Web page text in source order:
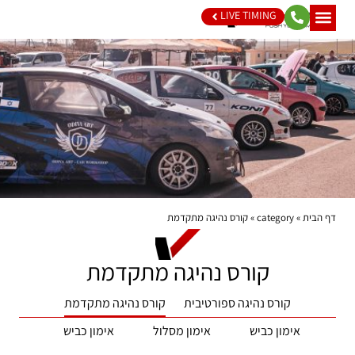
LIVE TIMING
דף הבית»
category
»קורס נהיגה מתקדמת
קורס נהיגה מתקדמת
קורס נהיגה ספורטיבית
קורס נהיגה מתקדמת
אימון כביש
אימון מסלול
אימון כביש